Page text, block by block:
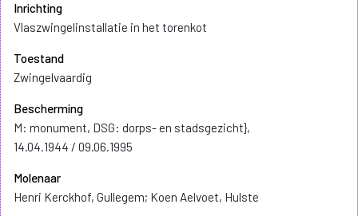
Inrichting
Vlaszwingelinstallatie in het torenkot
Toestand
Zwingelvaardig
Bescherming
M: monument, DSG: dorps- en stadsgezicht},
14.04.1944 / 09.06.1995
Molenaar
Henri Kerckhof, Gullegem; Koen Aelvoet, Hulste